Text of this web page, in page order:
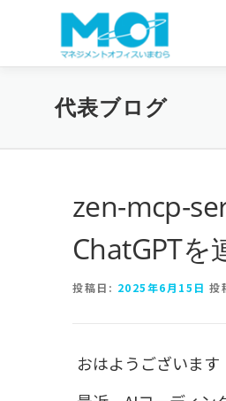
コンテンツへスキップ
代表ブログ
zen-mcp-
ChatGPTを
投稿日: 2025年6月15日 投
おはようございます